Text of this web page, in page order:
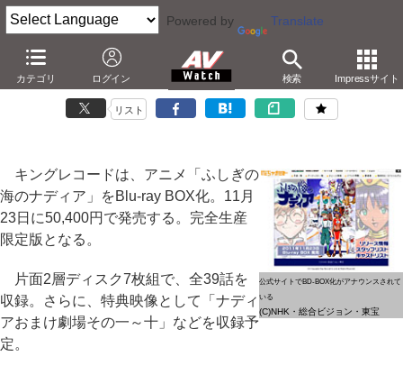
Powered by Translate
カテゴリ ログイン 検索 Impressサイト
「ふしぎの海のナディア」がBlu-ray BOX化
－7枚組全39話収録。11月23日発売で50,400円
リスト
公式サイトでBD-BOX化がアナウンスされて
いる
(C)NHK・総合ビジョン・東宝
キングレコードは、アニメ「ふしぎの
海のナディア」をBlu-ray BOX化。11月
23日に50,400円で発売する。完全生産
限定版となる。
片面2層ディスク7枚組で、全39話を
収録。さらに、特典映像として「ナディ
アおまけ劇場その一～十」などを収録予
定。